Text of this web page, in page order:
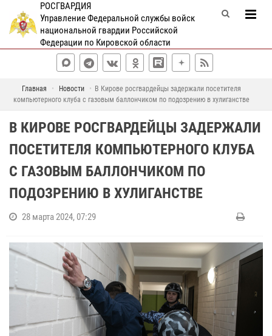
РОСГВАРДИЯ
Управление Федеральной службы войск
национальной гвардии Российской
Федерации по Кировской области
Главная Новости
В Кирове росгвардейцы задержали посетителя
компьютерного клуба с газовым баллончиком по подозрению в хулиганстве
В КИРОВЕ РОСГВАРДЕЙЦЫ ЗАДЕРЖАЛИ
ПОСЕТИТЕЛЯ КОМПЬЮТЕРНОГО КЛУБА
С ГАЗОВЫМ БАЛЛОНЧИКОМ ПО
ПОДОЗРЕНИЮ В ХУЛИГАНСТВЕ
28 марта 2024, 07:29